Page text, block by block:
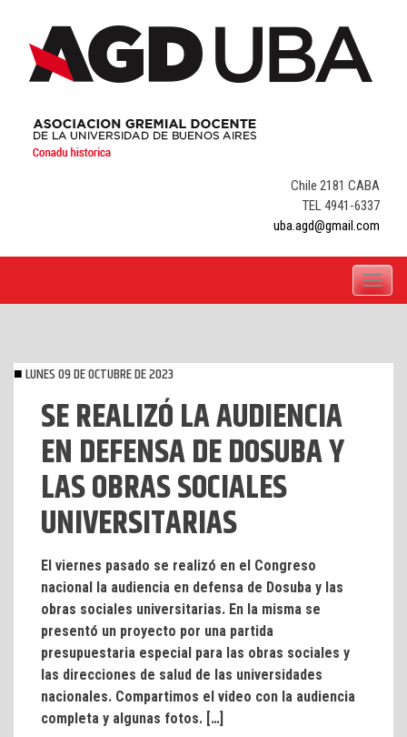
content
Chile 2181 CABA
TEL 4941-6337
uba.agd@gmail.com
Toggle
LUNES 09 DE OCTUBRE DE 2023
SE REALIZÓ LA AUDIENCIA
EN DEFENSA DE DOSUBA Y
LAS OBRAS SOCIALES
UNIVERSITARIAS
El viernes pasado se realizó en el Congreso
nacional la audiencia en defensa de Dosuba y las
obras sociales universitarias. En la misma se
presentó un proyecto por una partida
presupuestaria especial para las obras sociales y
las direcciones de salud de las universidades
nacionales. Compartimos el video con la audiencia
completa y algunas fotos. […]